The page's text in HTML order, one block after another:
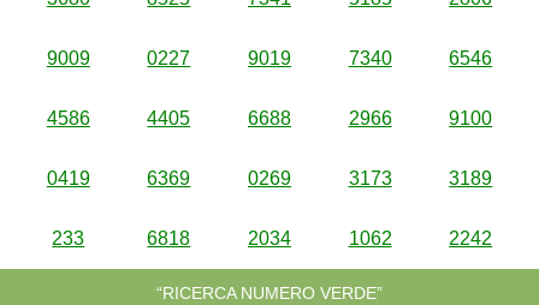
9009 0227 9019 7340 6546
4586 4405 6688 2966 9100
0419 6369 0269 3173 3189
233 6818 2034 1062 2242
“RICERCA NUMERO VERDE”